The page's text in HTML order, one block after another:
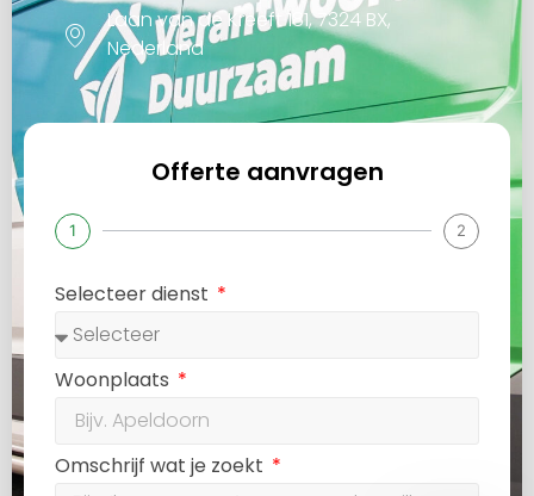
Laan van de Kreeft 181, 7324 BX,
Nederland
Offerte aanvragen
1 2
Selecteer dienst
Woonplaats
Omschrijf wat je zoekt